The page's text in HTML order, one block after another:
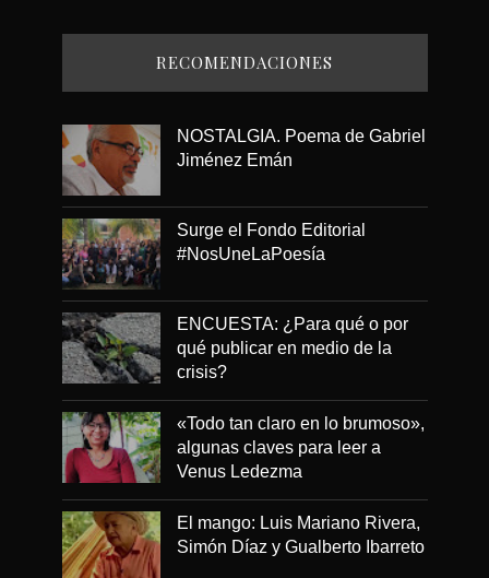
RECOMENDACIONES
NOSTALGIA. Poema de Gabriel
Jiménez Emán
Surge el Fondo Editorial
#NosUneLaPoesía
ENCUESTA: ¿Para qué o por
qué publicar en medio de la
crisis?
«Todo tan claro en lo brumoso»,
algunas claves para leer a
Venus Ledezma
El mango: Luis Mariano Rivera,
Simón Díaz y Gualberto Ibarreto